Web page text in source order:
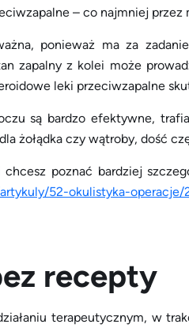
– co najmniej
ponieważ ma za
zapalny z kolei może
leki przeciwzapalne
są bardzo efektywne,
żołądka czy wątroby, dość
poznać bardziej
52-okulistyka-
recepty
terapeutycznym, w